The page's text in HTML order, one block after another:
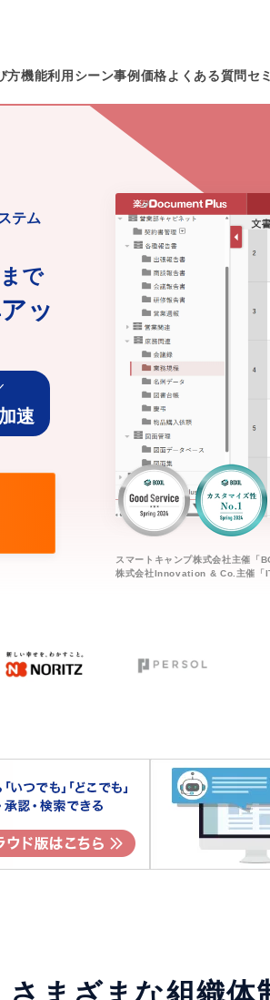
方機能利用シーン事例価格よくある質問セ
テム
まで
ッ
速
スマートキャンプ株式会社主催
株式会社Innovation & Co.主催「